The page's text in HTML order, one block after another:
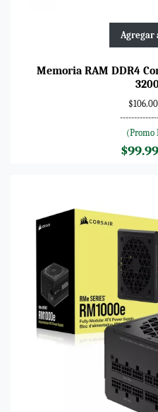
Agregar
Memoria RAM DDR4
(Promo
$99.99